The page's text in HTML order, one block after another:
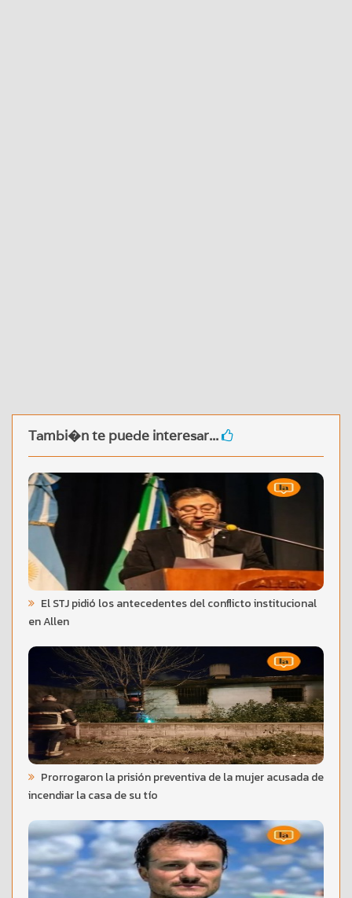
Tambi�n te puede interesar...
El STJ pidió los antecedentes del conflicto institucional
en Allen
Prorrogaron la prisión preventiva de la mujer acusada de
incendiar la casa de su tío